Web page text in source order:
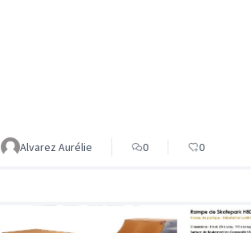
Alvarez Aurélie 0 0